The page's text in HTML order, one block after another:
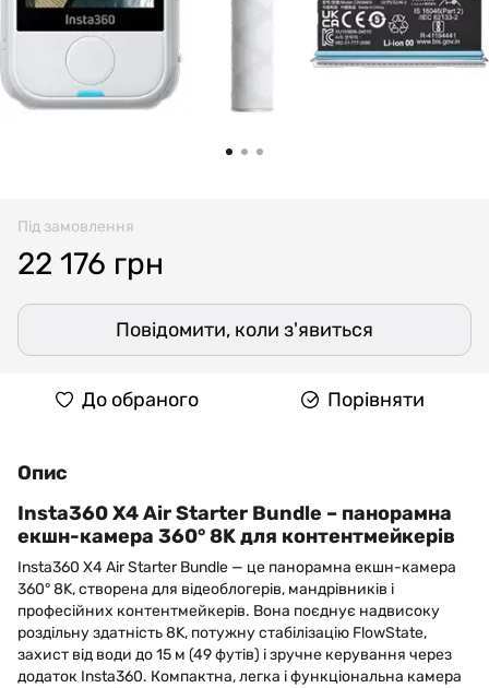
Під замовлення
22 176 грн
Повідомити, коли з'явиться
До обраного Порівняти
Опис
Insta360 X4 Air Starter Bundle – панорамна
екшн-камера 360° 8K для контентмейкерів
Insta360 X4 Air Starter Bundle — це панорамна екшн-камера
360° 8K, створена для відеоблогерів, мандрівників і
професійних контентмейкерів. Вона поєднує надвисоку
роздільну здатність 8K, потужну стабілізацію FlowState,
захист від води до 15 м (49 футів) і зручне керування через
додаток Insta360. Компактна, легка і функціональна камера